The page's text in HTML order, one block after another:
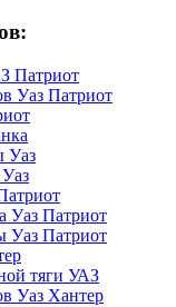
Патриот
Уаз Патриот
Уаз
Уаз Патриот
Уаз Патриот
тяги УАЗ
Уаз Хантер